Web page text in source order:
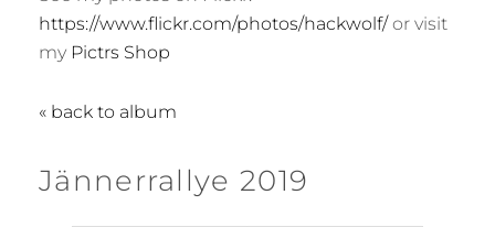
https://www.flickr.com/photos/hackwolf/or visit
my Pictrs Shop
« back to album
Jännerrallye 2019